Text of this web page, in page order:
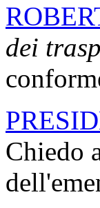
dei
Chiedo